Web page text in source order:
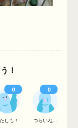
！
しも！ つらいね...
0 0